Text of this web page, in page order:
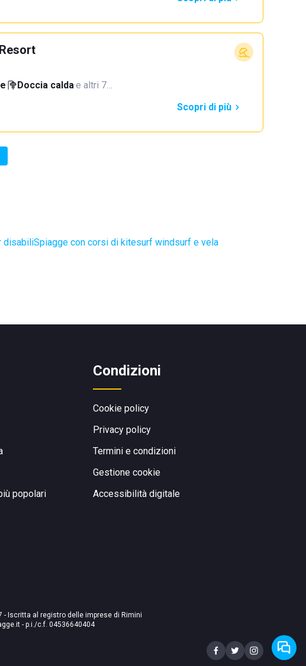
· Doccia calda·e altri 7…
Scopri di più
disabiliSpiagge con corsi di kitesurf windsurf e vela
popolari
Condizioni
Cookie policy
Privacy policy
Termini e condizioni
Gestione cookie
Accessibilità digitale
- Iscritta al registro delle imprese di Rimini
- p.i./c.f. 04536640404